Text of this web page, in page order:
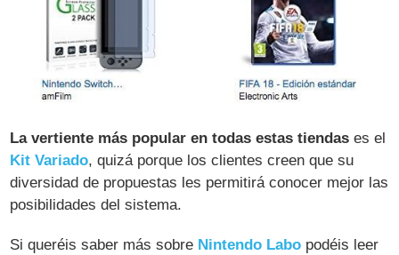
La vertiente más popular en todas estas tiendas es el
Kit Variado, quizá porque los clientes creen que su
diversidad de propuestas les permitirá conocer mejor las
posibilidades del sistema.
Si queréis saber más sobre Nintendo Labo podéis leer